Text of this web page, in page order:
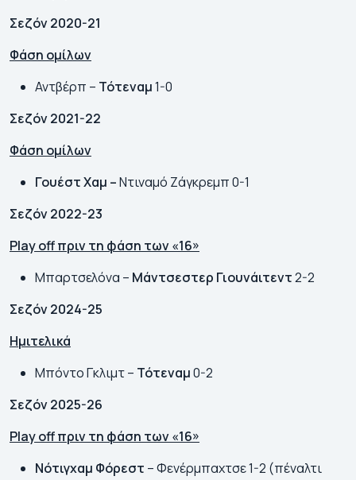
Σεζόν 2020-21
Φάση ομίλων
Αντβέρπ – Τότεναμ1-0
Σεζόν 2021-22
Φάση ομίλων
Γουέστ Χαμ –Ντιναμό Ζάγκρεμπ 0-1
Σεζόν 2022-23
Playoff πριν τη φάση των «16»
Μπαρτσελόνα – Μάντσεστερ Γιουνάιτεντ2-2
Σεζόν 2024-25
Ημιτελικά
Μπόντο Γκλιμτ – Τότεναμ0-2
Σεζόν 2025-26
Playoff πριν τη φάση των «16»
Νότιγχαμ Φόρεστ – Φενέρμπαχτσε 1-2 (πέναλτι